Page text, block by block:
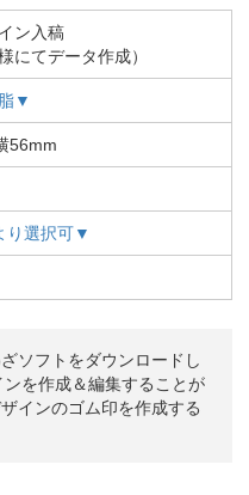
ン入稿
にてデータ作成）
▼
56mm
り選択可▼
ソフトをダウンロードし
を作成＆編集することが
インのゴム印を作成する